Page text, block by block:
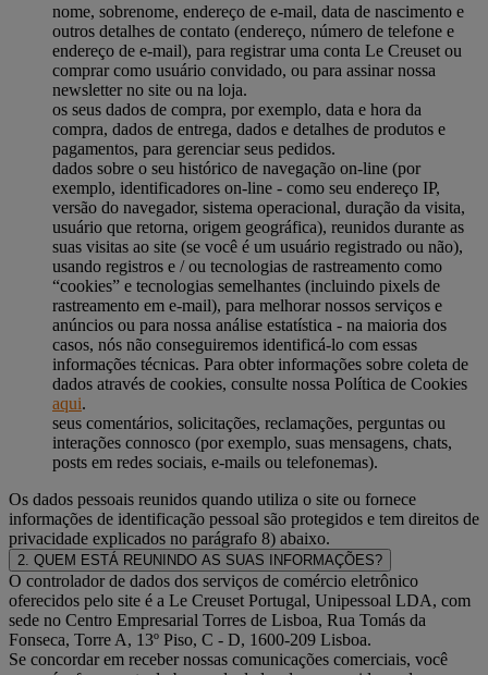
nome, sobrenome, endereço de e-mail, data de nascimento e
outros detalhes de contato (endereço, número de telefone e
endereço de e-mail), para registrar uma conta Le Creuset ou
comprar como usuário convidado, ou para assinar nossa
newsletter no site ou na loja.
os seus dados de compra, por exemplo, data e hora da
compra, dados de entrega, dados e detalhes de produtos e
pagamentos, para gerenciar seus pedidos.
dados sobre o seu histórico de navegação on-line (por
exemplo, identificadores on-line - como seu endereço IP,
versão do navegador, sistema operacional, duração da visita,
usuário que retorna, origem geográfica), reunidos durante as
suas visitas ao site (se você é um usuário registrado ou não),
usando registros e / ou tecnologias de rastreamento como
“cookies” e tecnologias semelhantes (incluindo pixels de
rastreamento em e-mail), para melhorar nossos serviços e
anúncios ou para nossa análise estatística - na maioria dos
casos, nós não conseguiremos identificá-lo com essas
informações técnicas. Para obter informações sobre coleta de
dados através de cookies, consulte nossa Política de Cookies
aqui.
seus comentários, solicitações, reclamações, perguntas ou
interações connosco (por exemplo, suas mensagens, chats,
posts em redes sociais, e-mails ou telefonemas).
Os dados pessoais reunidos quando utiliza o site ou fornece
informações de identificação pessoal são protegidos e tem direitos de
privacidade explicados no parágrafo 8) abaixo.
2. QUEM ESTÁ REUNINDO AS SUAS INFORMAÇÕES?
O controlador de dados dos serviços de comércio eletrônico
oferecidos pelo site é a Le Creuset Portugal, Unipessoal LDA, com
sede no Centro Empresarial Torres de Lisboa, Rua Tomás da
Fonseca, Torre A, 13º Piso, C - D, 1600-209 Lisboa.
Se concordar em receber nossas comunicações comerciais, você